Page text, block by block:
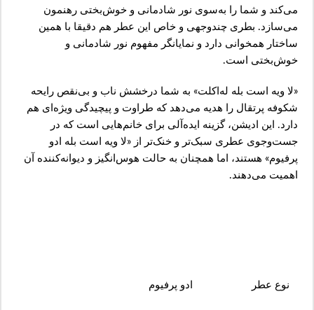
می‌کند و شما را به‌سوی نور شادمانی و خوش‌بختی رهنمون
می‌سازد. بطری چندوجهی و خاص این عطر هم دقیقا با همین
ساختار همخوانی دارد و نمایانگر مفهوم نور شادمانی و
خوش‌بختی است.
«لا ویه است بله له‌اکلت» به شما درخشش ناب و بی‌نقص رایحه
شکوفه پرتقال را هدیه می‌دهد که طراوت و پیچیدگی ویژه‌ای هم
دارد. این ادیشن، گزینه ایده‌آلی برای خانم‌هایی است که در
جست‌وجوی عطری سبک‌تر و خنک‌تر از «لا ویه است بله ادو
پرفیوم» هستند، اما همچنان به حالت هوس‌انگیز و دیوانه‌کننده آن
اهمیت می‌دهند.
نوع عطر ادو پرفیوم